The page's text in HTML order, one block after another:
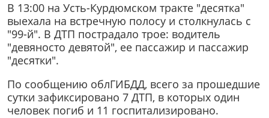
В 13:00 на Усть-Курдюмском тракте "десятка"
выехала на встречную полосу и столкнулась с
"99-й". В ДТП пострадало трое: водитель
"девяносто девятой", ее пассажир и пассажир
"десятки".
По сообщению облГИБДД, всего за прошедшие
сутки зафиксировано 7 ДТП, в которых один
человек погиб и 11 госпитализировано.